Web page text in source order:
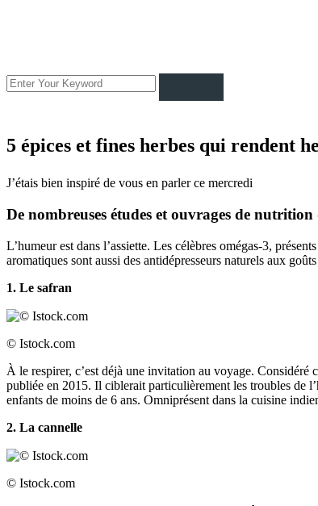
5 épices et fines herbes qui rendent
J’étais bien inspiré de vous en parler ce mercredi
De nombreuses études et ouvrages de
L’humeur est dans l’assiette. Les célèbres omégas-3,
aromatiques sont aussi des antidépresseurs naturels aux
1. Le safran
© Istock.com
À le respirer, c’est déjà une invitation au voyage. Considéré
publiée en 2015. Il ciblerait particulièrement les troubles de
enfants de moins de 6 ans. Omniprésent dans la cuisine
2. La cannelle
© Istock.com